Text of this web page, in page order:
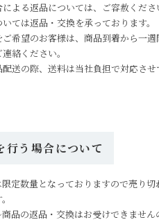
よる返品については、ご容赦くださ
ては返品・交換を承っております。
希望のお客様は、商品到着から一週
絡ください。
送の際、送料は当社負担で対応させ
行う場合について
定数量となっておりますので売り
商品の返品・交換はお受けできません